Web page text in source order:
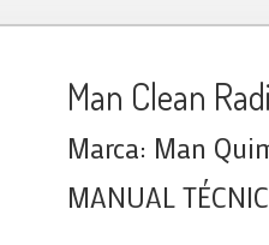
Man Clean
Marca: Man
MANUAL